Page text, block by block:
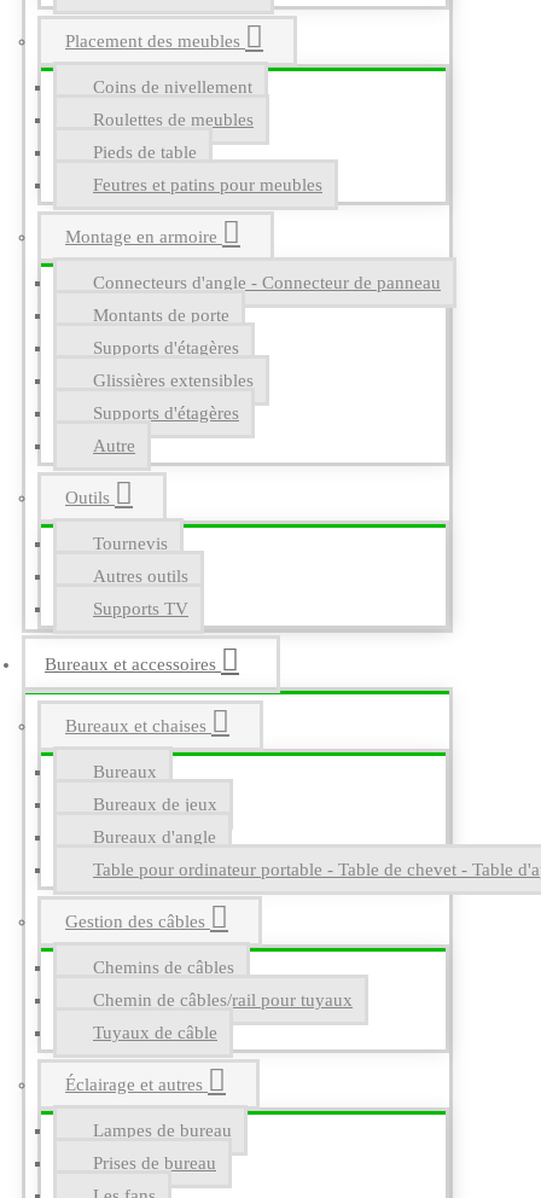
Placement des meubles
Coins de nivellement
Roulettes de meubles
Pieds de table
Feutres et patins pour meubles
Montage en armoire
Connecteurs d'angle - Connecteur de panneau
Montants de porte
Supports d'étagères
Glissières extensibles
Supports d'étagères
Autre
Outils
Tournevis
Autres outils
Supports TV
Bureaux et accessoires
Bureaux et chaises
Bureaux
Bureaux de jeux
Bureaux d'angle
Table pour ordinateur portable - Table de chevet - Table
Gestion des câbles
Chemins de câbles
Chemin de câbles/rail pour tuyaux
Tuyaux de câble
Éclairage et autres
Lampes de bureau
Prises de bureau